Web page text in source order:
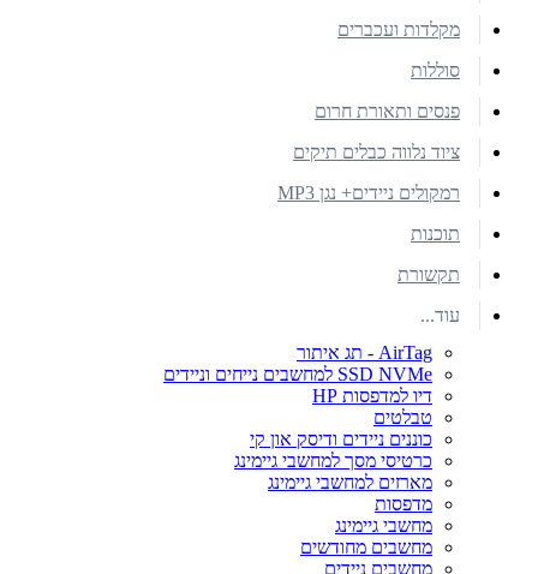
מקלדות ועכברים
סוללות
פנסים ותאורת חרום
ציוד נלווה כבלים תיקים
רמקולים ניידים+ נגן MP3
תוכנות
תקשורת
עוד...
AirTag - תג איתור
SSD NVMe למחשבים נייחים וניידים
דיו למדפסות HP
טבלטים
כוננים ניידים ודיסק און קי
כרטיסי מסך למחשבי גיימינג
מארזים למחשבי גיימינג
מדפסות
מחשבי גיימינג
מחשבים מחודשים
מחשבים ניידים